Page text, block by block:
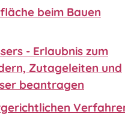
beim Bauen
- Erlaubnis zum
Zutageleiten und
beantragen